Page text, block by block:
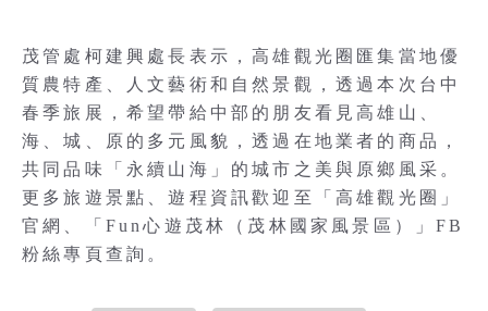
茂管處柯建興處長表示，高雄觀光圈匯集當地優
質農特產、人文藝術和自然景觀，透過本次台中
春季旅展，希望帶給中部的朋友看見高雄山、
海、城、原的多元風貌，透過在地業者的商品，
共同品味「永續山海」的城市之美與原鄉風采。
更多旅遊景點、遊程資訊歡迎至「高雄觀光圈」
官網、「Fun心遊茂林（茂林國家風景區）」FB
粉絲專頁查詢。